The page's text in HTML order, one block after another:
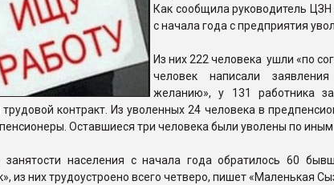
Как сообщила руководитель
с начала года с предприятия
Из них 222 человека ушли «по
человек написали
желанию», у 131 работника
контракт. Из уволенных 24 человека в
Оставшиеся три человека были уволены по
занятости населения с начала года обратилось 60
из них трудоустроено всего четверо, пишет «Маленькая